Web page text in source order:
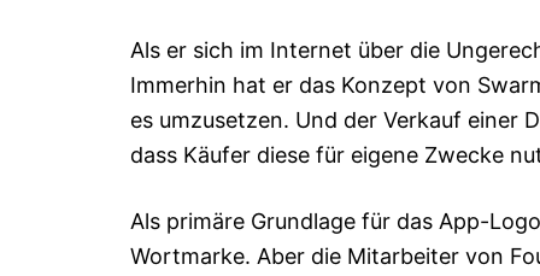
Als er sich im Internet über die
Immerhin hat er das Konzept von
es umzusetzen. Und der Verkauf einer
dass Käufer diese für eigene Zwecke
Als primäre Grundlage für das App-
Wortmarke. Aber die Mitarbeiter von